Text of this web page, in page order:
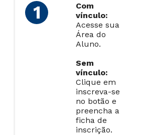
Com
vínculo:
Acesse sua
Área do
Aluno.
Sem
vínculo:
Clique em
inscreva-se
no botão e
preencha a
ficha de
inscrição.